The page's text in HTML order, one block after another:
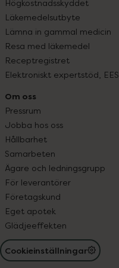
Högkostnadsskyddet
Läkemedelsutbyte
Lämna in gammal medicin
Resa med läkemedel
Receptregistret
Elektroniskt expertstöd, EES
Om oss
Pressrum
Jobba hos oss
Hållbarhet
Samarbeten
Ägare och ledningsgrupp
För leverantörer
Företagskund
Eget apotek
Glädjeeffekten
Cookieinställningar